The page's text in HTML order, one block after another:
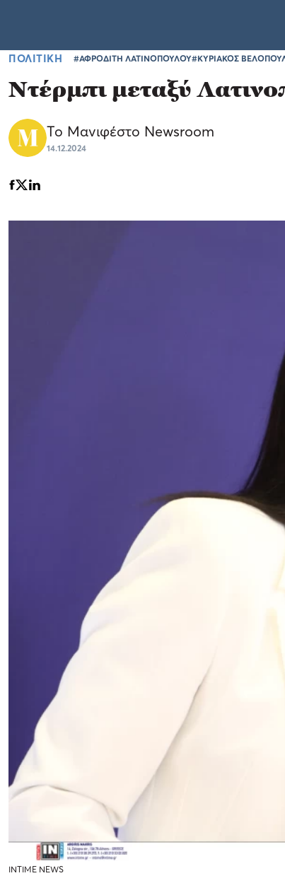
ΠΟΛΙΤΙΚΗ #ΑΦΡΟΔΙΤΗ ΛΑΤΙΝΟΠΟΥΛΟΥ#ΚΥΡΙΑΚΟΣ
Ντέρμπι μεταξύ
Το Μανιφέστο Newsroom
14.12.2024
INTIME NEWS